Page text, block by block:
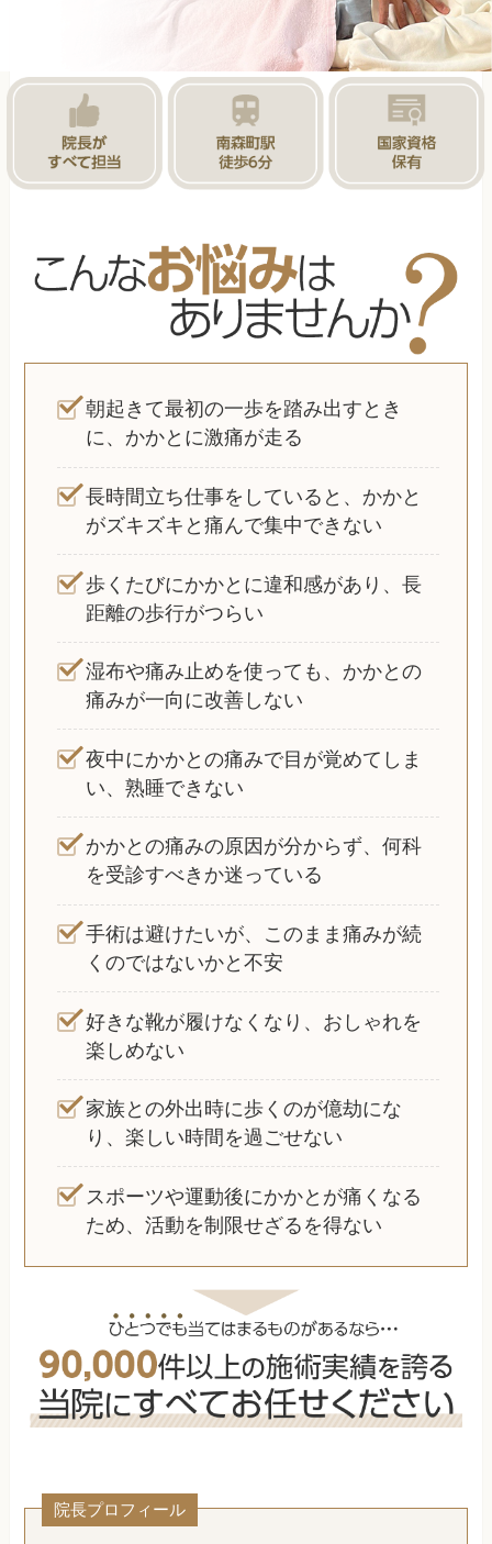
朝起きて最初の一歩を踏み出すとき
に、かかとに激痛が走る
長時間立ち仕事をしていると、かかと
がズキズキと痛んで集中できない
歩くたびにかかとに違和感があり、長
距離の歩行がつらい
湿布や痛み止めを使っても、かかとの
痛みが一向に改善しない
夜中にかかとの痛みで目が覚めてしま
い、熟睡できない
かかとの痛みの原因が分からず、何科
を受診すべきか迷っている
手術は避けたいが、このまま痛みが続
くのではないかと不安
好きな靴が履けなくなり、おしゃれを
楽しめない
家族との外出時に歩くのが億劫にな
り、楽しい時間を過ごせない
スポーツや運動後にかかとが痛くなる
ため、活動を制限せざるを得ない
院長プロフィール